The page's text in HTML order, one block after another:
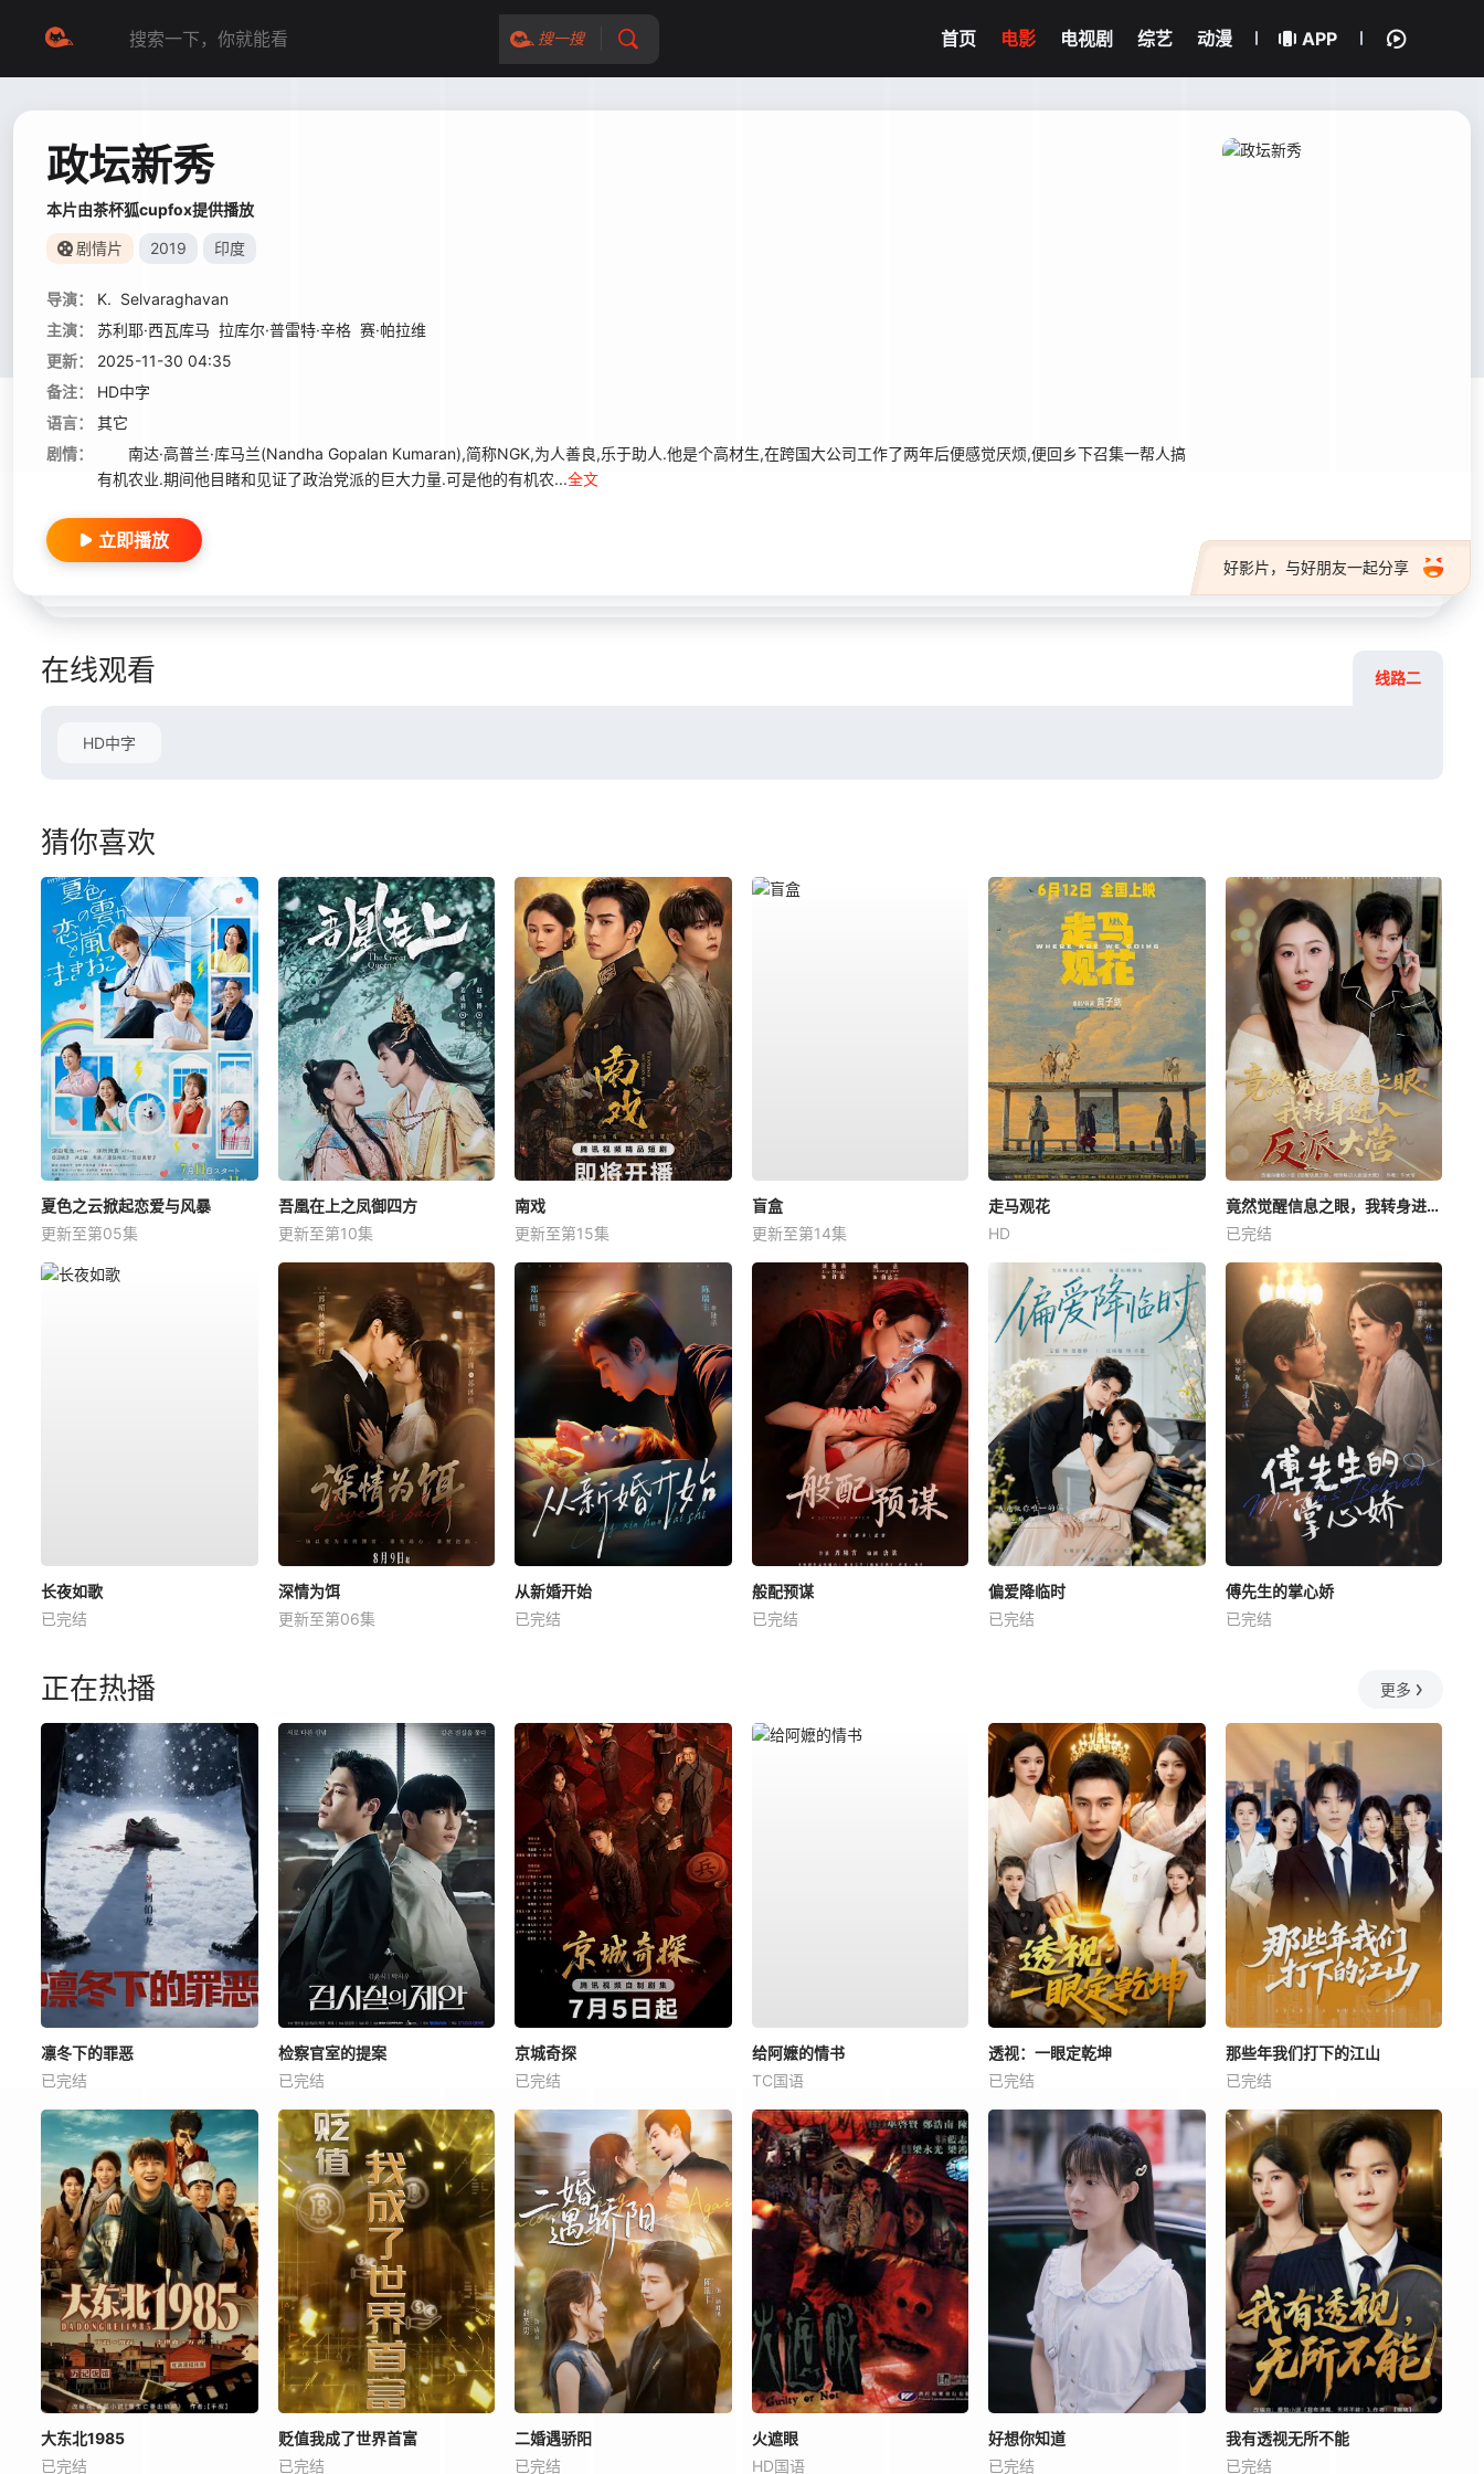
搜一搜 首页 电影 电视剧 综艺 动漫 APP
政坛新秀
本片由茶杯狐cupfox提供播放
剧情片 2019 印度
导演： K. Selvaraghavan
主演：
苏利耶·西瓦库马 拉库尔·普雷特·辛格 赛·帕拉维
更新：
2025-11-30 04:35
备注：
HD中字
语言：
其它
剧情：
南达·高普兰·库马兰(Nandha Gopalan Kumaran),简称NGK,为人善良,乐于助人.他是个高材生,在跨国大公司工作了两年后便感觉厌烦,便回乡下召集一帮人搞
有机农业.期间他目睹和见证了政治党派的巨大力量.可是他的有机农...全文
好影片，与好朋友一起分享
立即播放
在线观看 线路二
HD中字
猜你喜欢
夏色之云掀起恋爱与风暴
更新至第05集
吾凰在上之凤御四方
更新至第10集
南戏
更新至第15集
盲盒
更新至第14集
走马观花
HD
竟然觉醒信息之眼，我转身进入反派大营
已完结
长夜如歌
已完结
深情为饵
更新至第06集
从新婚开始
已完结
般配预谋
已完结
偏爱降临时
已完结
傅先生的掌心娇
已完结
正在热播 更多
凛冬下的罪恶
已完结
检察官室的提案
已完结
京城奇探
已完结
给阿嬷的情书
TC国语
透视：一眼定乾坤
已完结
那些年我们打下的江山
已完结
大东北1985
已完结
贬值我成了世界首富
已完结
二婚遇骄阳
已完结
火遮眼
HD国语
好想你知道
已完结
我有透视无所不能
已完结